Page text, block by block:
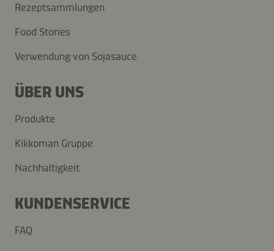
Rezeptsammlungen
Food Stories
Verwendung von Sojasauce
ÜBER UNS
Produkte
Kikkoman Gruppe
Nachhaltigkeit
KUNDENSERVICE
FAQ